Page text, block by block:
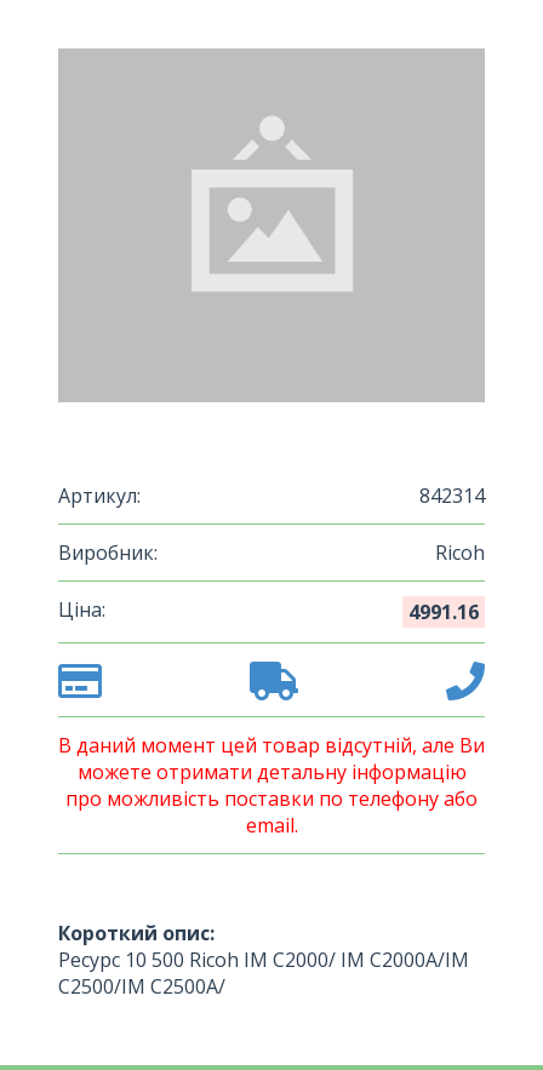
Артикул: 842314
Виробник: Ricoh
Ціна: 4991.16
В даний момент цей товар відсутній, але Ви
можете отримати детальну інформацію
про можливість поставки по телефону або
email.
Короткий опис:
Ресурс 10 500 Ricoh IM C2000/ IM C2000A/IM
C2500/IM C2500A/